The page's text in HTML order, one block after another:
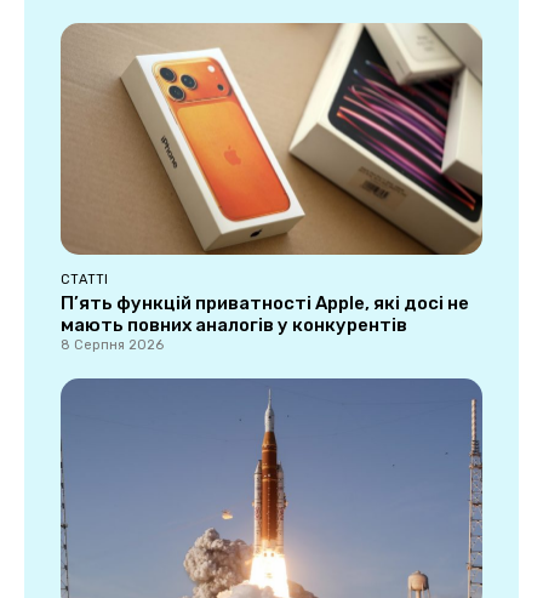
СТАТТІ
П’ять функцій приватності Apple, які досі не
мають повних аналогів у конкурентів
8 Серпня 2026